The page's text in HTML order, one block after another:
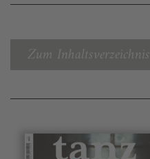
Zum Inhaltsverzeichnis